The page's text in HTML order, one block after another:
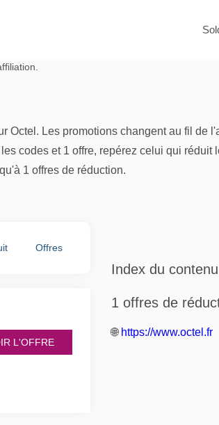
Octel. Les promotions changent au fil de
codes et 1 offre, repérez celui qui réduit
1 offres de réduction.
Offres
L'OFFRE
Index du contenu
1 offres de
🌐 https://www.octel.fr